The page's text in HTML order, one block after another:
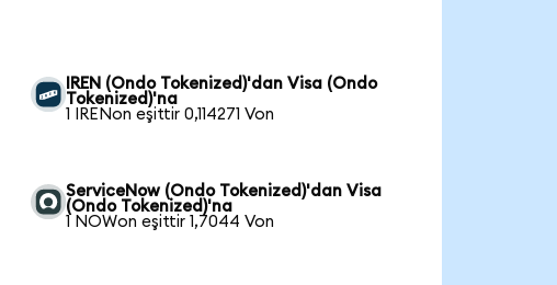
IREN (Ondo Tokenized)'dan Visa (Ondo
Tokenized)'na
1 IRENon eşittir 0,114271 Von
ServiceNow (Ondo Tokenized)'dan Visa
(Ondo Tokenized)'na
1 NOWon eşittir 1,7044 Von